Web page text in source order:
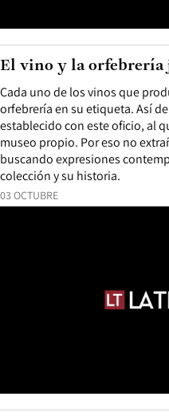
03 OCTUBRE
Cada uno de los vinos que
orfebrería en su etiqueta. Así
establecido con este oficio, al
museo propio. Por eso no
buscando expresiones
colección y su historia.
El vino y la orfebrería